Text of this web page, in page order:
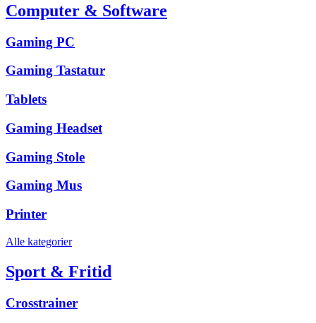
Computer & Software
Gaming PC
Gaming Tastatur
Tablets
Gaming Headset
Gaming Stole
Gaming Mus
Printer
Alle kategorier
Sport & Fritid
Crosstrainer